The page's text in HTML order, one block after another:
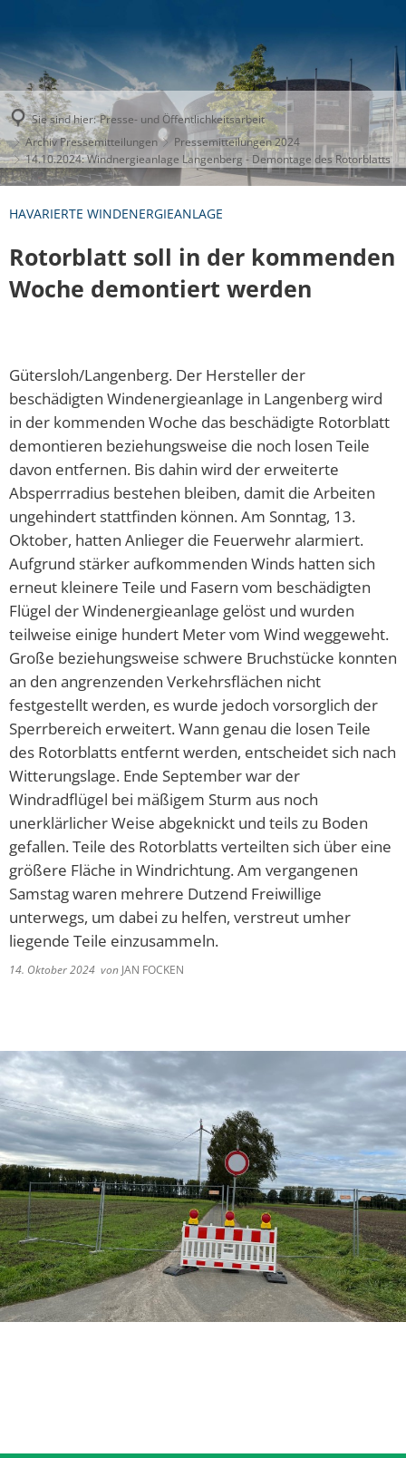
Sie sind hier: Presse- und Öffentlichkeitsarbeit
Archiv Pressemitteilungen
Pressemitteilungen 2024
14.10.2024: Windnergieanlage Langenberg - Demontage des Rotorblatts
HAVARIERTE WINDENERGIEANLAGE
Rotorblatt soll in der kommenden
Woche demontiert werden
Gütersloh/Langenberg. Der Hersteller der
beschädigten Windenergieanlage in Langenberg wird
in der kommenden Woche das beschädigte Rotorblatt
demontieren beziehungsweise die noch losen Teile
davon entfernen. Bis dahin wird der erweiterte
Absperrradius bestehen bleiben, damit die Arbeiten
ungehindert stattfinden können. Am Sonntag, 13.
Oktober, hatten Anlieger die Feuerwehr alarmiert.
Aufgrund stärker aufkommenden Winds hatten sich
erneut kleinere Teile und Fasern vom beschädigten
Flügel der Windenergieanlage gelöst und wurden
teilweise einige hundert Meter vom Wind weggeweht.
Große beziehungsweise schwere Bruchstücke konnten
an den angrenzenden Verkehrsflächen nicht
festgestellt werden, es wurde jedoch vorsorglich der
Sperrbereich erweitert. Wann genau die losen Teile
des Rotorblatts entfernt werden, entscheidet sich nach
Witterungslage. Ende September war der
Windradflügel bei mäßigem Sturm aus noch
unerklärlicher Weise abgeknickt und teils zu Boden
gefallen. Teile des Rotorblatts verteilten sich über eine
größere Fläche in Windrichtung. Am vergangenen
Samstag waren mehrere Dutzend Freiwillige
unterwegs, um dabei zu helfen, verstreut umher
liegende Teile einzusammeln.
14. Oktober 2024 von JAN FOCKEN